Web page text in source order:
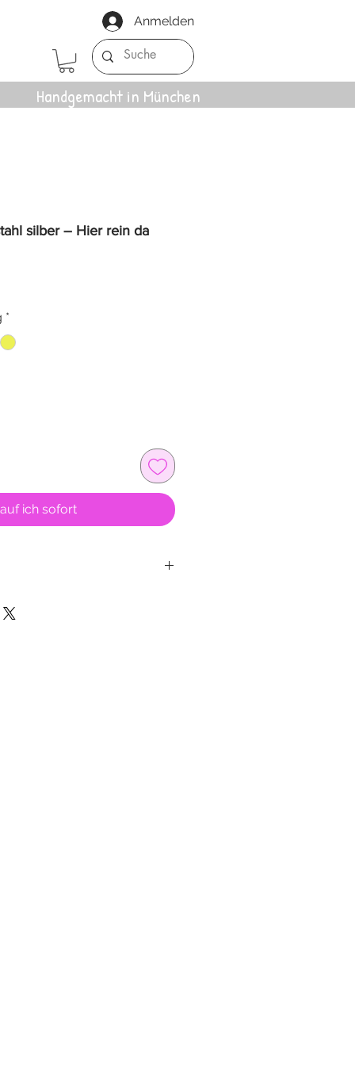
Anmelden
Handgemacht in München
silber – Hier rein da
*
ich sofort
Bitte daher zum